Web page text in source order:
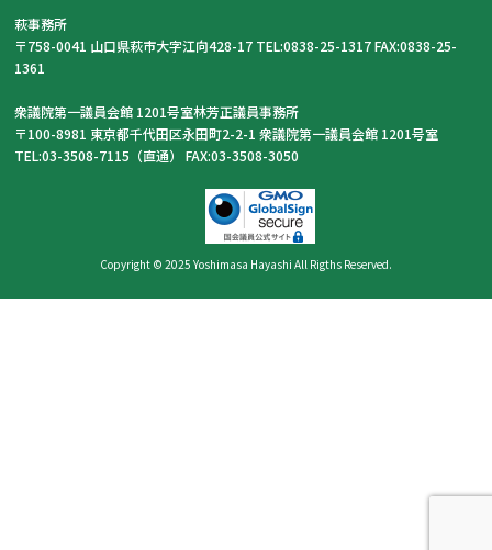
Copyright © 2025 Yoshimasa Hayashi All Rigths Reserved.
萩事務所
〒758-0041 山口県萩市大字江向428-17 TEL:0838-25-1317 FAX:0838-25-
1361
衆議院第一議員会館 1201号室林芳正議員事務所
〒100-8981 東京都千代田区永田町2-2-1 衆議院第一議員会館 1201号室
TEL:03-3508-7115（直通） FAX:03-3508-3050